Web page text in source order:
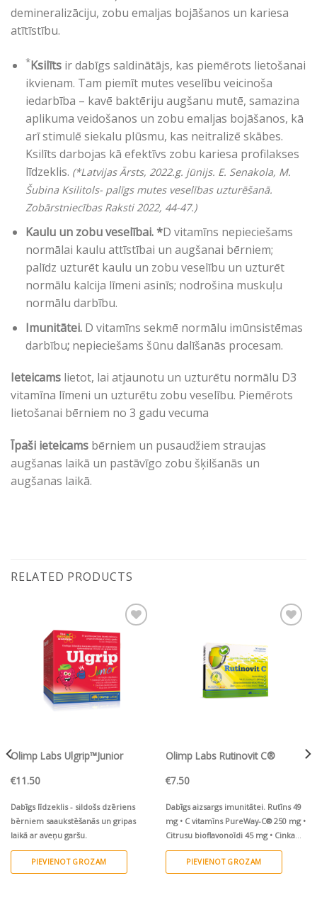
demineralizāciju, zobu emaljas bojāšanos un kariesa
atītīstību.
*Ksilīts ir dabīgs saldinātājs, kas piemērots lietošanai
ikvienam. Tam piemīt mutes veselību veicinoša
iedarbība – kavē baktēriju augšanu mutē, samazina
aplikuma veidošanos un zobu emaljas bojāšanos, kā
arī stimulē siekalu plūsmu, kas neitralizē skābes.
Ksilīts darbojas kā efektīvs zobu kariesa profilakses
līdzeklis. (*Latvijas Ārsts, 2022.g. jūnijs. E. Senakola, M.
Šubina Ksilitols- palīgs mutes veselības uzturēšanā.
Zobārstniecības Raksti 2022, 44-47.)
Kaulu un zobu veselībai. *D vitamīns nepieciešams
normālai kaulu attīstībai un augšanai bērniem;
palīdz uzturēt kaulu un zobu veselību un uzturēt
normālu kalcija līmeni asinīs; nodrošina muskuļu
normālu darbību.
Imunitātei. D vitamīns sekmē normālu imūnsistēmas
darbību; nepieciešams šūnu dalīšanās procesam.
Ieteicams lietot, lai atjaunotu un uzturētu normālu D3
vitamīna līmeni un uzturētu zobu veselību. Piemērots
lietošanai bērniem no 3 gadu vecuma
Īpaši ieteicams bērniem un pusaudžiem straujas
augšanas laikā un pastāvīgo zobu šķilšanās un
augšanas laikā.
RELATED PRODUCTS
Pievienot vēlmju
sarakstam
Olimp Labs Ulgrip™Junior
€11.50
Dabīgs līdzeklis - sildošs dzēriens
bērniem saaukstēšanās un gripas
laikā ar aveņu garšu.
PIEVIENOT GROZAM
sarakstam
Olimp Labs Rutinovit C®
€7.50
Dabīgs aizsargs imunitātei. Rutīns 49
mg • C vitamīns PureWay-C® 250 mg •
Citrusu bioflavonoīdi 45 mg • Cinka
aminoskābju helāts Albion® 5 mg
PIEVIENOT GROZAM